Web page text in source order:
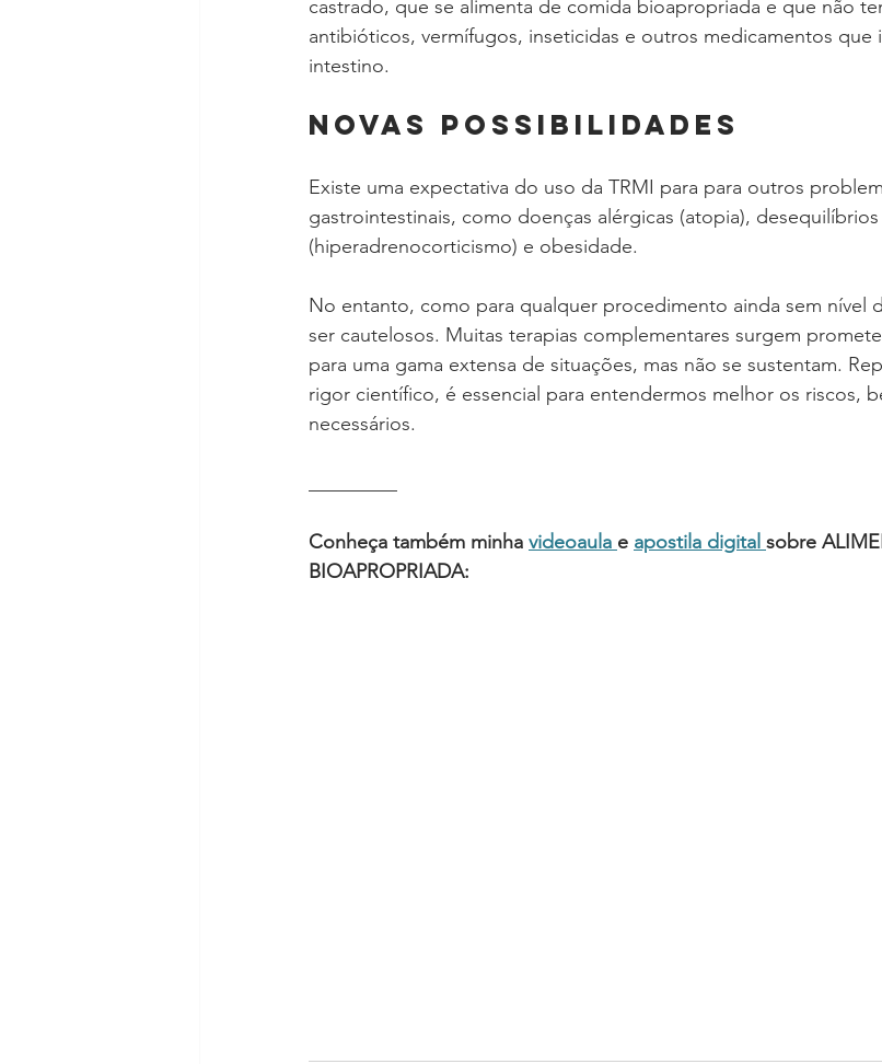
castrado, que se alimenta de comida bioapropriada e que não
antibióticos, vermífugos, inseticidas e outros medicamentos que
intestino.
NOVAS POSSIBILIDADES
Existe uma expectativa do uso da TRMI para para outros
gastrointestinais, como doenças alérgicas (atopia),
(hiperadrenocorticismo) e obesidade.
No entanto, como para qualquer procedimento ainda sem nível
ser cautelosos. Muitas terapias complementares surgem
para uma gama extensa de situações, mas não se sustentam.
rigor científico, é essencial para entendermos melhor os riscos,
necessários.
Conheça também minha videoaula e apostila digital sobre
BIOAPROPRIADA: